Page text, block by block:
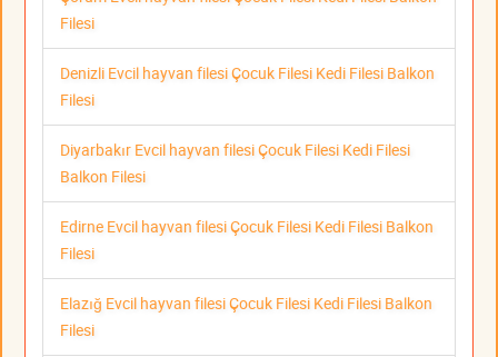
Filesi
Denizli Evcil hayvan filesi Çocuk Filesi Kedi Filesi Balkon
Filesi
Diyarbakır Evcil hayvan filesi Çocuk Filesi Kedi Filesi
Balkon Filesi
Edirne Evcil hayvan filesi Çocuk Filesi Kedi Filesi Balkon
Filesi
Elazığ Evcil hayvan filesi Çocuk Filesi Kedi Filesi Balkon
Filesi